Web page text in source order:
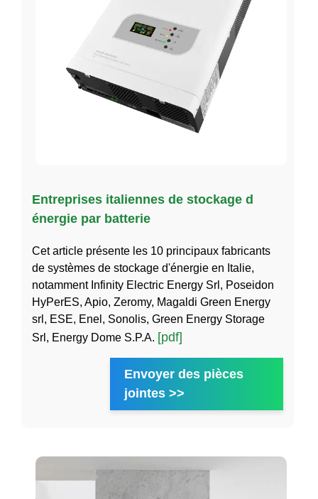
Entreprises italiennes de stockage d
énergie par batterie
Cet article présente les 10 principaux fabricants
de systèmes de stockage d'énergie en Italie,
notamment Infinity Electric Energy Srl, Poseidon
HyPerES, Apio, Zeromy, Magaldi Green Energy
srl, ESE, Enel, Sonolis, Green Energy Storage
Srl, Energy Dome S.P.A. [pdf]
Envoyer des pièces
jointes >>